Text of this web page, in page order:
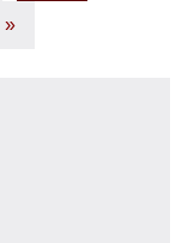
Nächste
»